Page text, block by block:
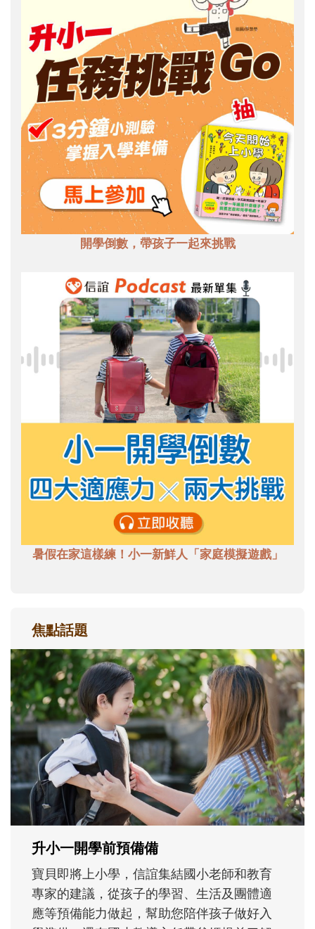
開學倒數，帶孩子一起來挑戰
暑假在家這樣練！小一新鮮人「家庭模擬遊戲」
焦點話題
和孩子一起長大的那個男人│讀懂父親的
不同模樣
沒有人天生就擅長當爸爸！男人總是在一次
次「前所未有」的體驗中，跟著孩子一起長
大。從給予安全感的肢體遊戲，到獨立自
主、角色認同及解決問題的能力養成。爸爸
正嘗試用不同的模樣，參與孩子每個重要的